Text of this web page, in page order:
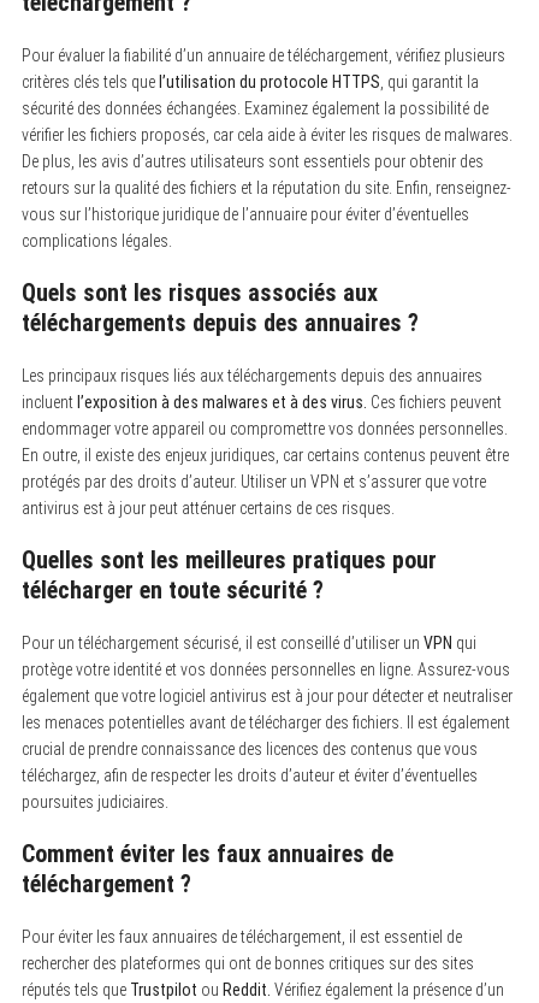
Pour évaluer la fiabilité d’un annuaire de téléchargement, vérifiez plusieurs
critères clés tels que l’utilisation du protocole HTTPS , qui garantit la
sécurité des données échangées. Examinez également la possibilité de
vérifier les fichiers proposés, car cela aide à éviter les risques de malwares.
De plus, les avis d’autres utilisateurs sont essentiels pour obtenir des
retours sur la qualité des fichiers et la réputation du site. Enfin, renseignez-
vous sur l’historique juridique de l’annuaire pour éviter d’éventuelles
complications légales.
Quels sont les risques associés aux
téléchargements depuis des annuaires ?
Les principaux risques liés aux téléchargements depuis des annuaires
incluent l’exposition à des malwares et à des virus. Ces fichiers peuvent
endommager votre appareil ou compromettre vos données personnelles.
En outre, il existe des enjeux juridiques, car certains contenus peuvent être
protégés par des droits d’auteur. Utiliser un VPN et s’assurer que votre
antivirus est à jour peut atténuer certains de ces risques.
Quelles sont les meilleures pratiques pour
télécharger en toute sécurité ?
Pour un téléchargement sécurisé, il est conseillé d’utiliser un VPN qui
protège votre identité et vos données personnelles en ligne. Assurez-vous
également que votre logiciel antivirus est à jour pour détecter et neutraliser
les menaces potentielles avant de télécharger des fichiers. Il est également
crucial de prendre connaissance des licences des contenus que vous
téléchargez, afin de respecter les droits d’auteur et éviter d’éventuelles
poursuites judiciaires.
Comment éviter les faux annuaires de
téléchargement ?
Pour éviter les faux annuaires de téléchargement, il est essentiel de
rechercher des plateformes qui ont de bonnes critiques sur des sites
réputés tels que Trustpilot ou Reddit. Vérifiez également la présence d’un